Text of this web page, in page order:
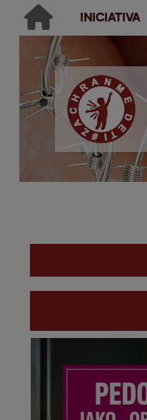
Ikonky sociálních sítí
Vyhledávání
Hledat
Main menu
INICIATIVA